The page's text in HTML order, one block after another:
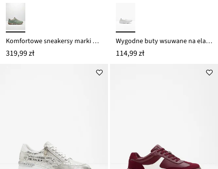
Komfortowe sneakersy marki Rieker z wyściełaną wkładką
319,99 zł
Wygodne buty wsuwane na elastycznej podeszwie
114,99 zł